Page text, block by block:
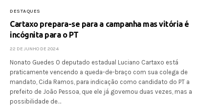
DESTAQUES
Cartaxo prepara-se para a campanha mas vitória é
incógnita para o PT
22 DE JUNHO DE 2024
Nonato Guedes O deputado estadual Luciano Cartaxo está
praticamente vencendo a queda-de-braço com sua colega de
mandato, Cida Ramos, para indicação como candidato do PT a
prefeito de João Pessoa, que ele já governou duas vezes, mas a
possibilidade de…